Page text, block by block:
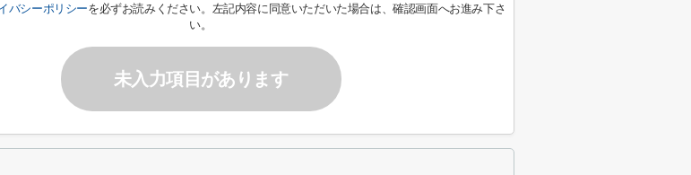
バシーポリシーを必ずお読みください。左記内容に同意いただいた場合は、確認画面へお進み下さ
い。
未入力項目があります